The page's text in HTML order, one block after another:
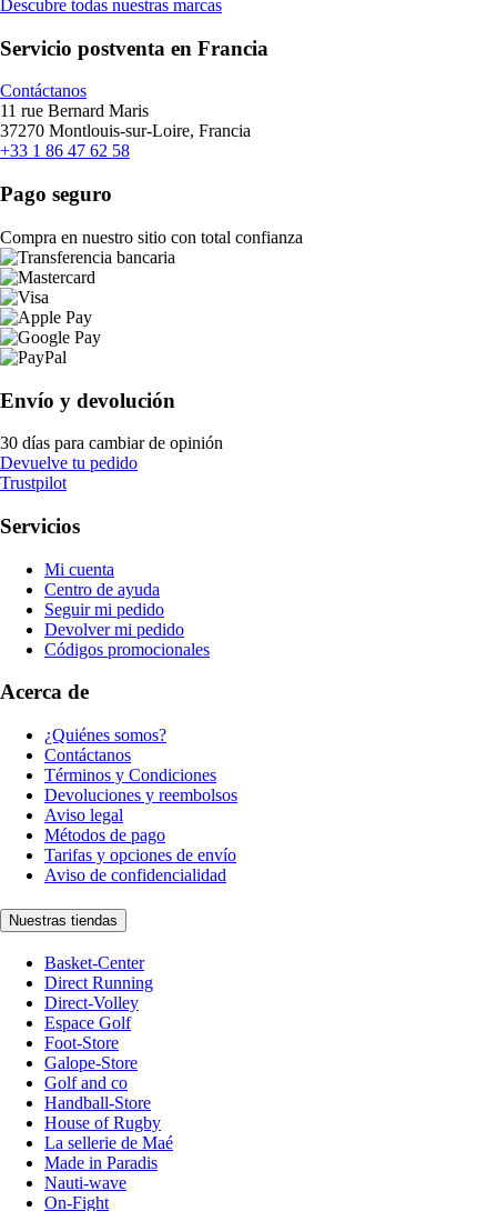
Descubre todas nuestras marcas
Servicio postventa en Francia
Contáctanos
11 rue Bernard Maris
37270 Montlouis-sur-Loire, Francia
+33 1 86 47 62 58
Pago seguro
Compra en nuestro sitio con total confianza
Envío y devolución
30 días para cambiar de opinión
Devuelve tu pedido
Trustpilot
Servicios
Mi cuenta
Centro de ayuda
Seguir mi pedido
Devolver mi pedido
Códigos promocionales
Acerca de
¿Quiénes somos?
Contáctanos
Términos y Condiciones
Devoluciones y reembolsos
Aviso legal
Métodos de pago
Tarifas y opciones de envío
Aviso de confidencialidad
Nuestras tiendas
Basket-Center
Direct Running
Direct-Volley
Espace Golf
Foot-Store
Galope-Store
Golf and co
Handball-Store
House of Rugby
La sellerie de Maé
Made in Paradis
Nauti-wave
On-Fight